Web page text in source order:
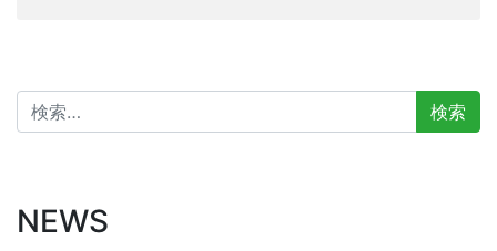
検
索:
NEWS